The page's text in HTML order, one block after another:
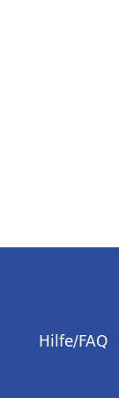
Hilfe/FAQ